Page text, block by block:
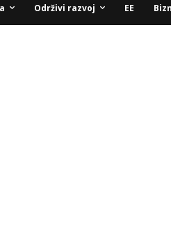
Održivi razvoj EE